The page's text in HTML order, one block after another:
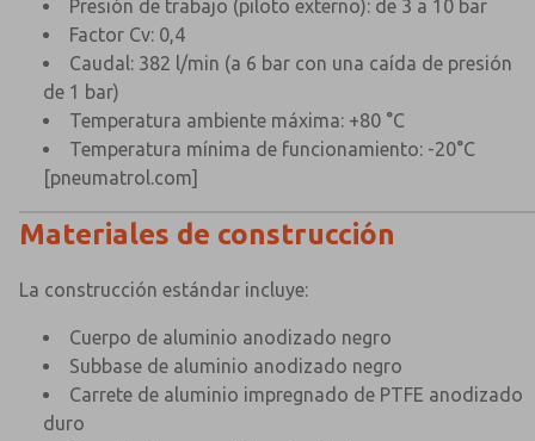
Presión de trabajo (piloto externo): de 3 a 10 bar
Factor Cv: 0,4
Caudal: 382 l/min (a 6 bar con una caída de presión
de 1 bar)
Temperatura ambiente máxima: +80 °C
Temperatura mínima de funcionamiento: -20°C
[pneumatrol.com]
Materiales de construcción
La construcción estándar incluye:
Cuerpo de aluminio anodizado negro
Subbase de aluminio anodizado negro
Carrete de aluminio impregnado de PTFE anodizado
duro